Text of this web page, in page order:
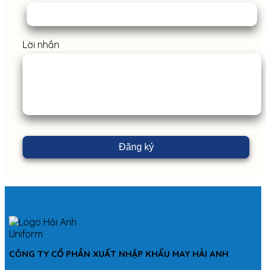
Lời nhắn
CÔNG TY CỔ PHẦN XUẤT NHẬP KHẨU MAY HẢI ANH